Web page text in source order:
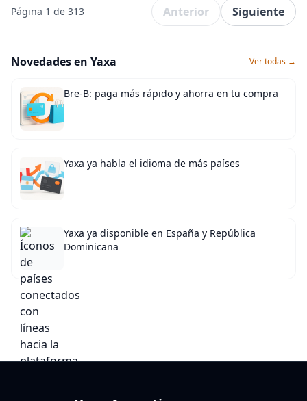
Página 1 de 313 Anterior Siguiente
Novedades en Yaxa Ver todas →
Bre-B: paga más rápido y ahorra en tu compra
Yaxa ya habla el idioma de más países
Yaxa ya disponible en España y República
Dominicana